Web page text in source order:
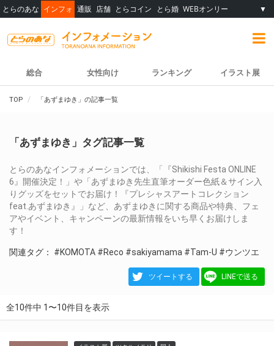
とらのあな インフォ 通販 店舗 とらコイン とら婚 WEBオンリー ▼
総合 女性向け ランキング イラスト展
TOP 「あずまゆき」の記事一覧
「あずまゆき」タグ記事一覧
とらのあなインフォメーションでは、「『Shikishi Festa ONLINE
6』開催決定！」や「あずまゆき先生直筆オーダー色紙＆サイン入
りグッズをセットでお届け！『プレシャスアートコレクション
feat.あずまゆき』」など、あずまゆきに関する商品や特典、フェ
アやイベント、キャンペーンの最新情報をいち早くお届けしま
す！
関連タグ： #KOMOTA #Reco #sakiyamama #Tam-U #ウンツエ
ツイートする LINEで送る
全10件中 1〜10件目を表示